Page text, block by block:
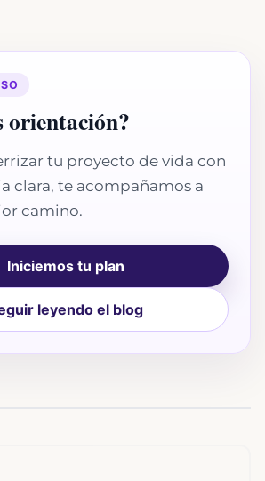
orientación?
tu proyecto de vida con
clara, te acompañamos a
camino.
Iniciemos tu plan
leyendo el blog